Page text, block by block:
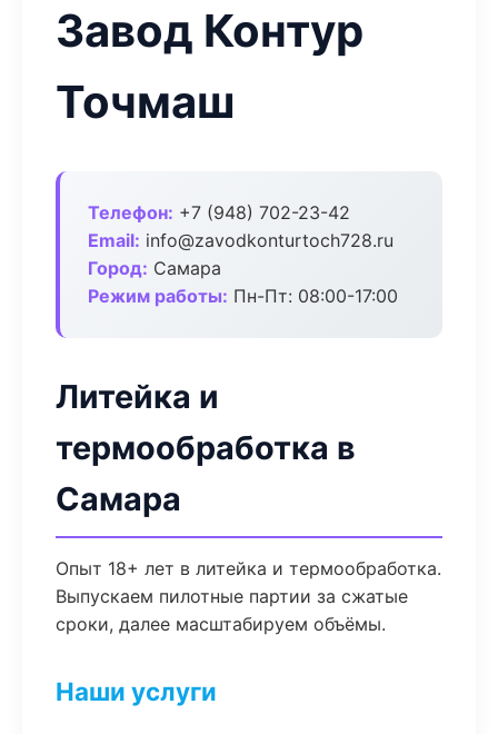
Завод Контур
Точмаш
Телефон: +7 (948) 702-23-42
Email: info@zavodkonturtoch728.ru
Город: Самара
Режим работы: Пн-Пт: 08:00-17:00
Литейка и
термообработка в
Самара
Опыт 18+ лет в литейка и термообработка.
Выпускаем пилотные партии за сжатые
сроки, далее масштабируем объёмы.
Наши услуги